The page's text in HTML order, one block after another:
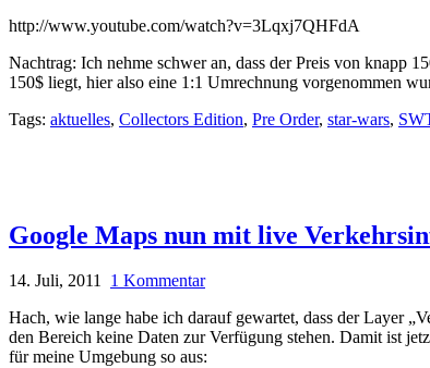
http://www.youtube.com/watch?v=3Lqxj7QHFdA
Nachtrag: Ich nehme schwer an, dass der Preis von knapp
150$ liegt, hier also eine 1:1 Umrechnung vorgenommen
Tags: aktuelles, Collectors Edition, Pre Order, star-wars,
Google Maps nun mit live
14. Juli, 2011 1 Kommentar
Hach, wie lange habe ich darauf gewartet, dass der Layer
den Bereich keine Daten zur Verfügung stehen. Damit ist
für meine Umgebung so aus: